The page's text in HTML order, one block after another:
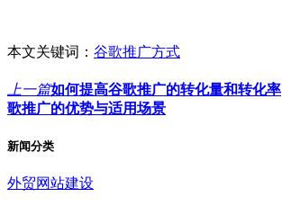
本文关键词： 谷歌推广方式
上一篇如何提高谷歌推广的转化量和转化率
歌推广的优势与适用场景
新闻分类
外贸网站建设